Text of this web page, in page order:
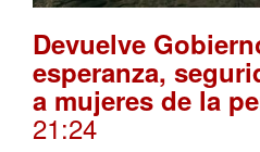
Devuelve
esperanza,
a mujeres de la
21:24